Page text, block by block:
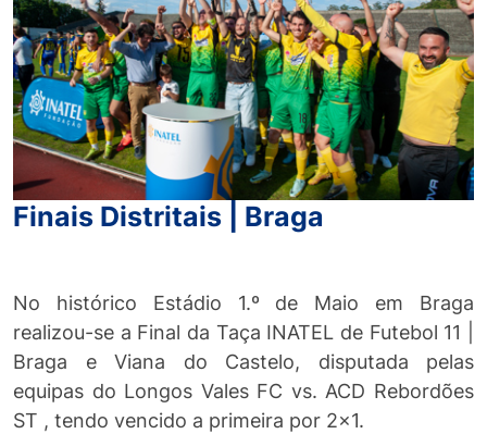
Finais Distritais | Braga
No histórico Estádio 1.º de Maio em Braga
realizou-se a Final da Taça INATEL de Futebol 11 |
Braga e Viana do Castelo, disputada pelas
equipas do Longos Vales FC vs. ACD Rebordões
ST , tendo vencido a primeira por 2x1.